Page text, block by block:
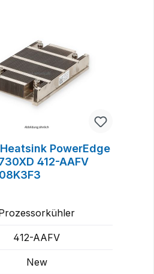
PowerEdge
412-AAFV
412-AAFV
New